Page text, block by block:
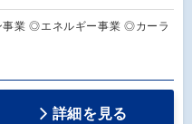
業 ◎エネルギー事業 ◎カーラ
詳細を見る